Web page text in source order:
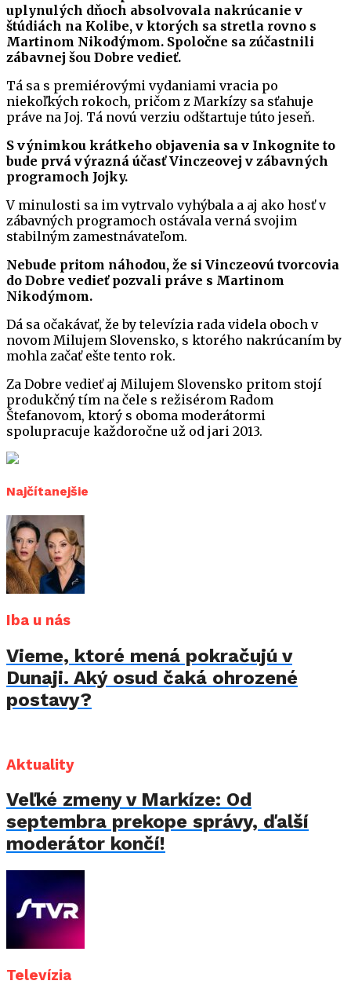
uplynulých dňoch absolvovala nakrúcanie v
štúdiách na Kolibe, v ktorých sa stretla rovno s
Martinom Nikodýmom. Spoločne sa zúčastnili
zábavnej šou Dobre vedieť.
Tá sa s premiérovými vydaniami vracia po
niekoľkých rokoch, pričom z Markízy sa sťahuje
práve na Joj. Tá novú verziu odštartuje túto jeseň.
S výnimkou krátkeho objavenia sa v Inkognite to
bude prvá výrazná účasť Vinczeovej v zábavných
programoch Jojky.
V minulosti sa im vytrvalo vyhýbala a aj ako hosť v
zábavných programoch ostávala verná svojim
stabilným zamestnávateľom.
Nebude pritom náhodou, že si Vinczeovú tvorcovia
do Dobre vedieť pozvali práve s Martinom
Nikodýmom.
Dá sa očakávať, že by televízia rada videla oboch v
novom Milujem Slovensko, s ktorého nakrúcaním by
mohla začať ešte tento rok.
Za Dobre vedieť aj Milujem Slovensko pritom stojí
produkčný tím na čele s režisérom Radom
Štefanovom, ktorý s oboma moderátormi
spolupracuje každoročne už od jari 2013.
Najčítanejšie
Iba u nás
Vieme, ktoré mená pokračujú v
Dunaji. Aký osud čaká ohrozené
postavy?
Aktuality
Veľké zmeny v Markíze: Od
septembra prekope správy, ďalší
moderátor končí!
Televízia